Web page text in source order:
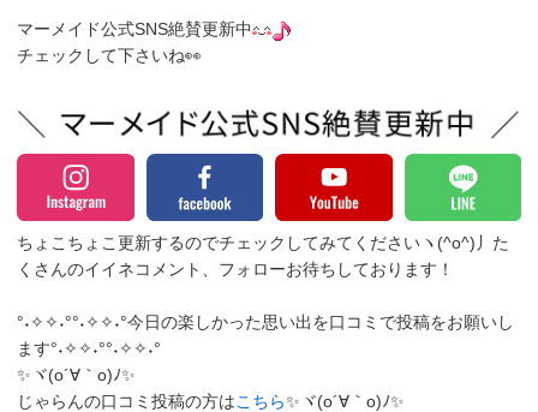
マーメイド公式SNS絶賛更新中
チェックして下さいね👀
ちょこちょこ更新するのでチェックしてみてくださいヽ(^o^)丿 た
くさんのイイネコメント、フォローお待ちしております！
°˖✧✧˖°°˖✧✧˖°今日の楽しかった思い出を口コミで投稿をお願いし
ます°˖✧✧˖°°˖✧✧˖°
✨ヾ(o´∀｀o)ﾉ✨
じゃらんの口コミ投稿の方はこちら✨ヾ(o´∀｀o)ﾉ✨